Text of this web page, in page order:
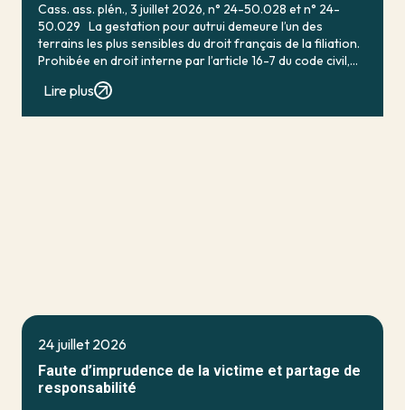
Cass. ass. plén., 3 juillet 2026, n° 24-50.028 et n° 24-
50.029 La gestation pour autrui demeure l’un des
terrains les plus sensibles du droit français de la filiation.
Prohibée en droit interne par l’article 16-7 du code civil,
Lire plus
24 juillet 2026
Faute d’imprudence de la victime et partage de
responsabilité